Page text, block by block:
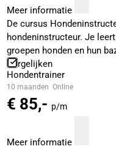
Meer informatie
De cursus
hondeninstructeur. Je
groepen honden en hun
Vergelijken
Hondentrainer
10 maanden Online
€ 85,- p/m
Meer informatie